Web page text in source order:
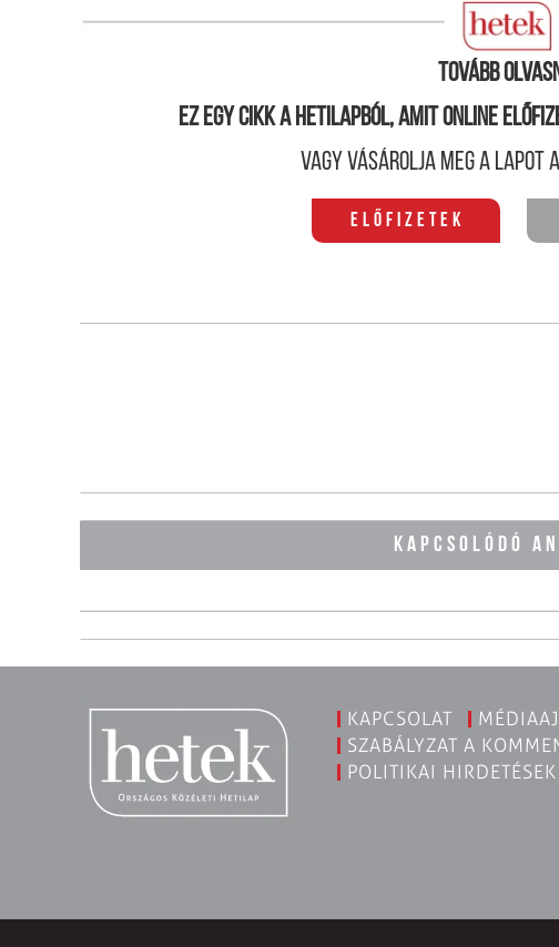
valósítani elképzeléseit. Mindemellett pedig
Tovább
Ez egy cikk a hetilapból, amit online
Vagy vásárolja meg a lapot
Előfizetek
KAPCSOLÓDÓ
KAPCSOLAT
SZABÁLYZAT A
POLITIKAI HIRDETÉSEK